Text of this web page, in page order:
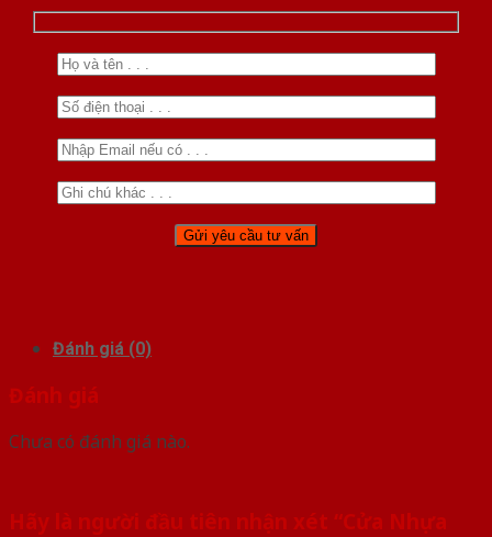
Đánh giá (0)
Đánh giá
Chưa có đánh giá nào.
Hãy là người đầu tiên nhận xét “Cửa Nhựa